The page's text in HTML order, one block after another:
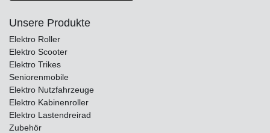
Unsere Produkte
Elektro Roller
Elektro Scooter
Elektro Trikes
Seniorenmobile
Elektro Nutzfahrzeuge
Elektro Kabinenroller
Elektro Lastendreirad
Zubehör